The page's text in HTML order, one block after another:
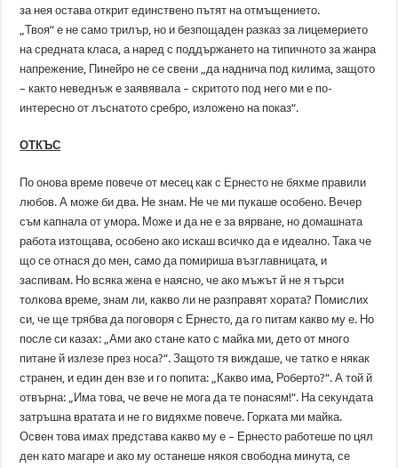
за нея остава открит единствено пътят на отмъщението.
„Твоя“ е не само трилър, но и безпощаден разказ за лицемерието
на средната класа, а наред с поддържането на типичното за жанра
напрежение, Пинейро не се свени „да наднича под килима, защото
– както неведнъж е заявявала – скритото под него ми е по-
интересно от лъснатото сребро, изложено на показ“.
ОТКЪС
По онова време повече от месец как с Ернесто не бяхме правили
любов. А може би два. Не знам. Не че ми пукаше особено. Вечер
съм капнала от умора. Може и да не е за вярване, но домашната
работа изтощава, особено ако искаш всичко да е идеално. Така че
що се отнася до мен, само да помириша възглавницата, и
заспивам. Но всяка жена е наясно, че ако мъжът й не я търси
толкова време, знам ли, какво ли не разправят хората? Помислих
си, че ще трябва да поговоря с Ернесто, да го питам какво му е. Но
после си казах: „Ами ако стане като с майка ми, дето от много
питане й излезе през носа?“. Защото тя виждаше, че татко е някак
странен, и един ден взе и го попита: „Какво има, Роберто?“. А той й
отвърна: „Има това, че вече не мога да те понасям!“. На секундата
затръшна вратата и не го видяхме повече. Горката ми майка.
Освен това имах представа какво му е – Ернесто работеше по цял
ден като магаре и ако му останеше някоя свободна минута, се